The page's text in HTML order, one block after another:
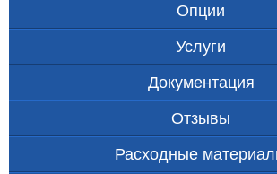
Опции
Услуги
Документация
Отзывы
Расходные